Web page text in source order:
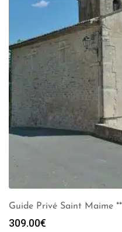
Guide Privé Saint Maime
309.00€